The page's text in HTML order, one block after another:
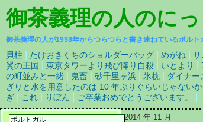
御茶義理の人のにっ
御茶義理の人が1998年からつらつらと書き連ねているポルト
貝柱 たけおきくちのショルダーバッグ めがね サ
翼の王国 東京タワーより飛び降り自殺 いとより
の町並みと一緒
鬼畜 砂千里ヶ浜 氷枕 ダイナー
ぎりと水を用意したのは 10 年ぶりぐらいじゃない
ぎ
これ りぼん ご卒業おめでとうございます。
2014 年 11 月